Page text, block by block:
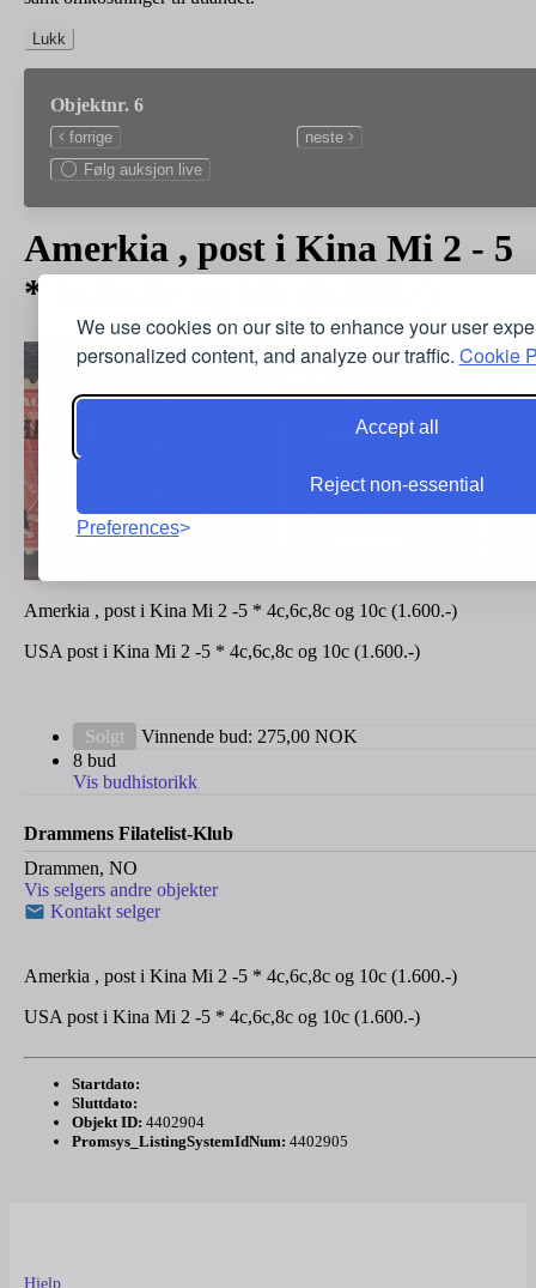
We use cookies on our site to enhance your user
personalized content, and analyze our traffic. Cookie
Accept all
Reject non-essential
Preferences
Lukk
Objektnr. 6
forrige
neste
Følg auksjon live
Amerkia , post i Kina Mi 2 - 5
* 4c,6c,8c og 10c (1.600.-)
Amerkia , post i Kina Mi 2 -5 * 4c,6c,8c og 10c (1.600.-)
USA post i Kina Mi 2 -5 * 4c,6c,8c og 10c (1.600.-)
Solgt Vinnende bud: 275,00 NOK
8 bud
Vis budhistorikk
Drammens Filatelist-Klub
Drammen, NO
Vis selgers andre objekter
Kontakt selger
Amerkia , post i Kina Mi 2 -5 * 4c,6c,8c og 10c (1.600.-)
USA post i Kina Mi 2 -5 * 4c,6c,8c og 10c (1.600.-)
Startdato:
Sluttdato:
Objekt ID: 4402904
Promsys_ListingSystemIdNum: 4402905
Hjelp